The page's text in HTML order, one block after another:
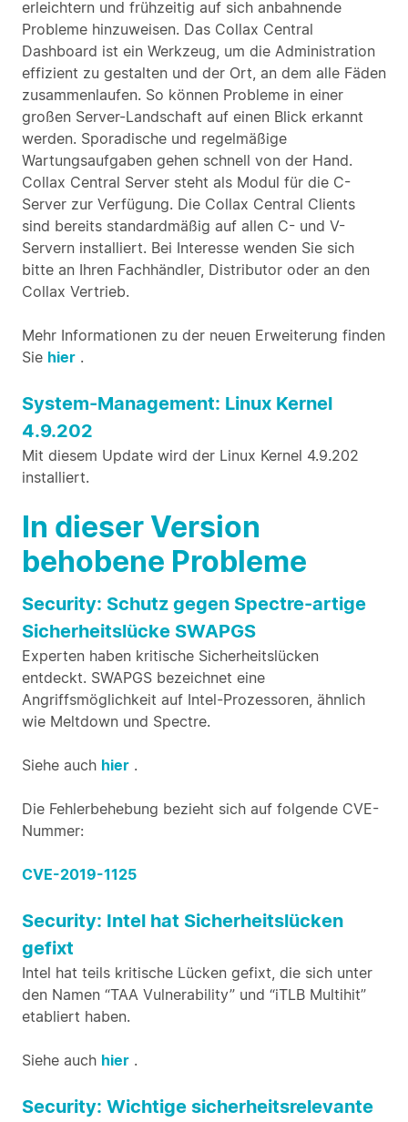
erleichtern und frühzeitig auf sich anbahnende
Probleme hinzuweisen. Das Collax Central
Dashboard ist ein Werkzeug, um die Administration
effizient zu gestalten und der Ort, an dem alle Fäden
zusammenlaufen. So können Probleme in einer
großen Server-Landschaft auf einen Blick erkannt
werden. Sporadische und regelmäßige
Wartungsaufgaben gehen schnell von der Hand.
Collax Central Server steht als Modul für die C-
Server zur Verfügung. Die Collax Central Clients
sind bereits standardmäßig auf allen C- und V-
Servern installiert. Bei Interesse wenden Sie sich
bitte an Ihren Fachhändler, Distributor oder an den
Collax Vertrieb.
Mehr Informationen zu der neuen Erweiterung finden
Sie hier .
System-Management: Linux Kernel
4.9.202
Mit diesem Update wird der Linux Kernel 4.9.202
installiert.
In dieser Version
behobene Probleme
Security: Schutz gegen Spectre-artige
Sicherheitslücke SWAPGS
Experten haben kritische Sicherheitslücken
entdeckt. SWAPGS bezeichnet eine
Angriffsmöglichkeit auf Intel-Prozessoren, ähnlich
wie Meltdown und Spectre.
Siehe auch hier .
Die Fehlerbehebung bezieht sich auf folgende CVE-
Nummer:
CVE-2019-1125
Security: Intel hat Sicherheitslücken
gefixt
Intel hat teils kritische Lücken gefixt, die sich unter
den Namen “TAA Vulnerability” und “iTLB Multihit”
etabliert haben.
Siehe auch hier .
Security: Wichtige sicherheitsrelevante